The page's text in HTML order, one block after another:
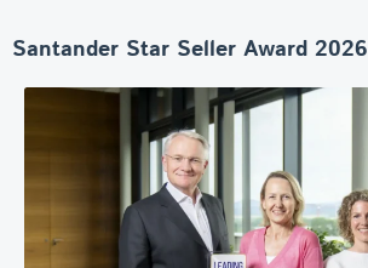
Santander Star Seller Award 2026